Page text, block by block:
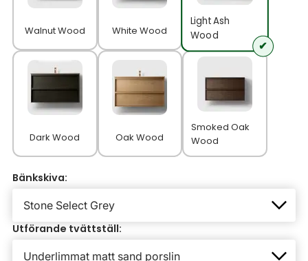
Walnut Wood White Wood
Light Ash
Wood
Dark Wood Oak Wood
Smoked Oak
Wood
Bänkskiva:
Utförande tvättställ: